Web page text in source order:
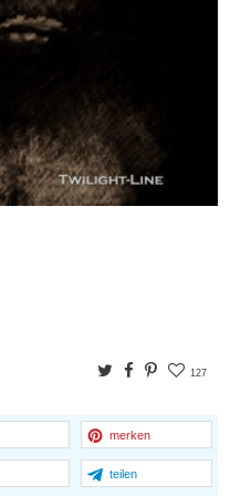
TwitterFacebook
Pinterest
127
merken
teilen